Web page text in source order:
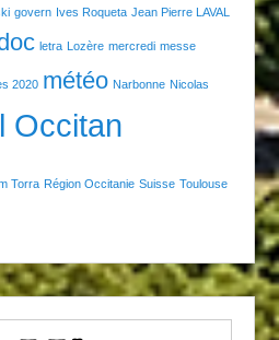
govern Ives Roqueta Jean Pierre LAVAL
letra Lozère mercredi messe
2020 météo Narbonne Nicolas
Occitan
Torra Région Occitanie Suisse Toulouse